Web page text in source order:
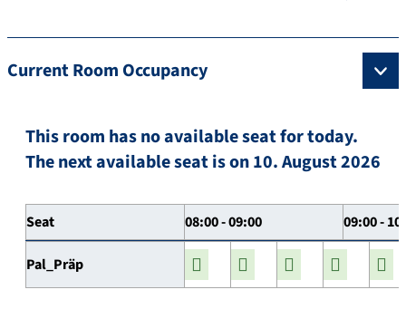
Current Room Occupancy
This room has no available seat for today.
The next available seat is on 10. August 2026
Seat 08:00 - 09:00 09:00 -
Pal_Präp